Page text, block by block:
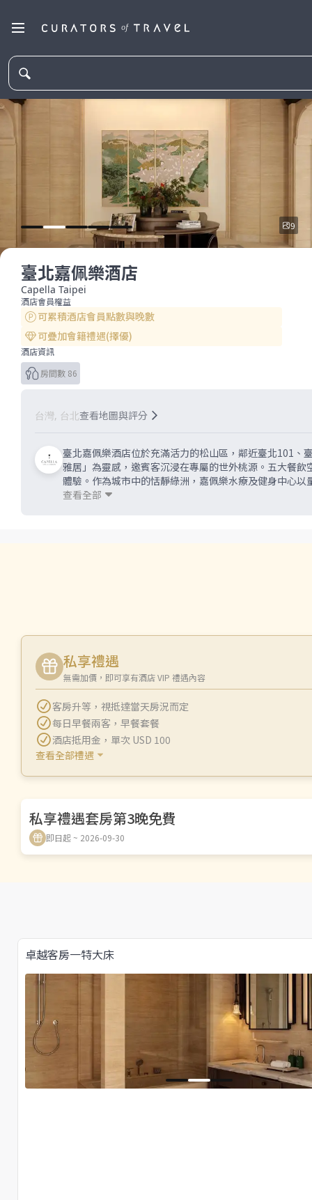
9
臺北嘉佩樂酒店
Capella Taipei
酒店會員權益
可累積酒店會員點數與晚數
可疊加會籍禮遇(擇優)
酒店資訊
房間數 86
台灣, 台北查看地圖與評分
臺北嘉佩樂酒店位於充滿活力的松山區，鄰近臺北101、
雅居」為靈感，邀賓客沉浸在專屬的世外桃源。五大餐
體驗。作為城市中的恬靜綠洲，嘉佩樂水療及健身中心
合了城市歷史與文化的遊程，讓旅客漫步在大稻埕歷史
查看全部
私享禮遇
無需加價，即可享有酒店 VIP 禮遇內容
客房升等 ， 視抵達當天房況而定
每日早餐兩客 ， 早餐套餐
酒店抵用金 ， 單次 USD 100
查看全部禮遇
私享禮遇套房第3晚免費
即日起 ~ 2026-09-30
卓越客房一特大床